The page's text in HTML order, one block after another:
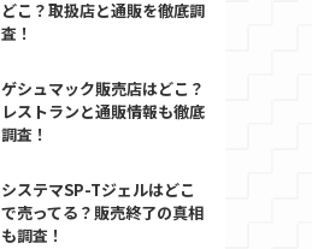
どこ？取扱店と通販を徹底調
査！
ゲシュマック販売店はどこ？
レストランと通販情報も徹底
調査！
システマSP-Tジェルはどこ
で売ってる？販売終了の真相
も調査！